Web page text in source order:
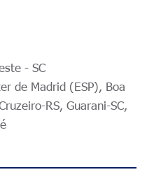
- SC
de Madrid (ESP), Boa
RS, Guarani-SC,